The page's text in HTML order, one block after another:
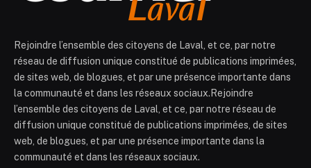
Rejoindre l’ensemble des citoyens de Laval, et ce, par notre
réseau de diffusion unique constitué de publications imprimées,
de sites web, de blogues, et par une présence importante dans
la communauté et dans les réseaux sociaux.Rejoindre
l’ensemble des citoyens de Laval, et ce, par notre réseau de
diffusion unique constitué de publications imprimées, de sites
web, de blogues, et par une présence importante dans la
communauté et dans les réseaux sociaux.